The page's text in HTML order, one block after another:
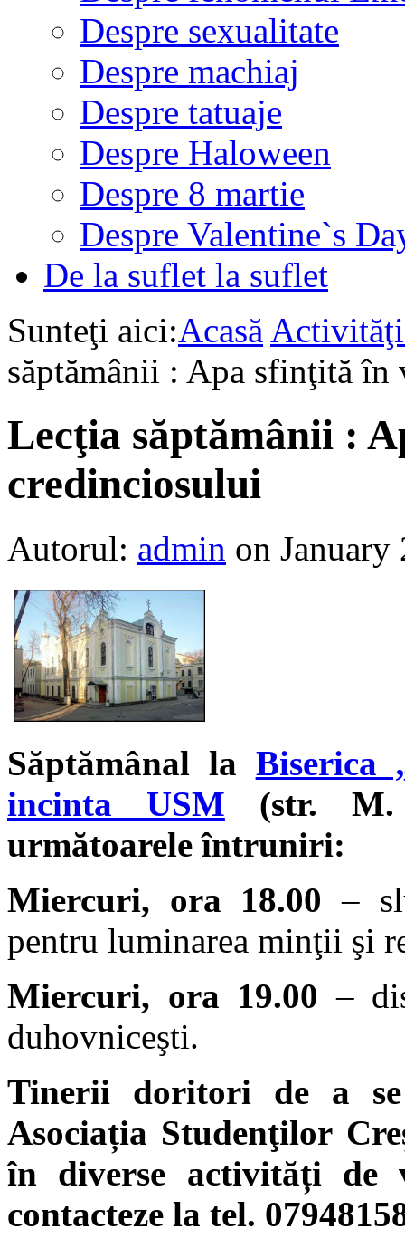
Despre sexualitate
Despre machiaj
Despre tatuaje
Despre Haloween
Despre 8 martie
Despre Valentine`s
De la suflet la suflet
Sunteţi aici:Acasă
săptămânii : Apa sfinţită
Lecţia săptămânii :
credinciosului
Autorul: admin on January
Săptămânal la Biserica
incinta USM (str. M.
următoarele întruniri:
Miercuri, ora 18.00 –
pentru luminarea minţii şi
Miercuri, ora 19.00 –
duhovniceşti.
Tinerii doritori de a
Asociația Studenţilor
în diverse activități de
contacteze la tel.